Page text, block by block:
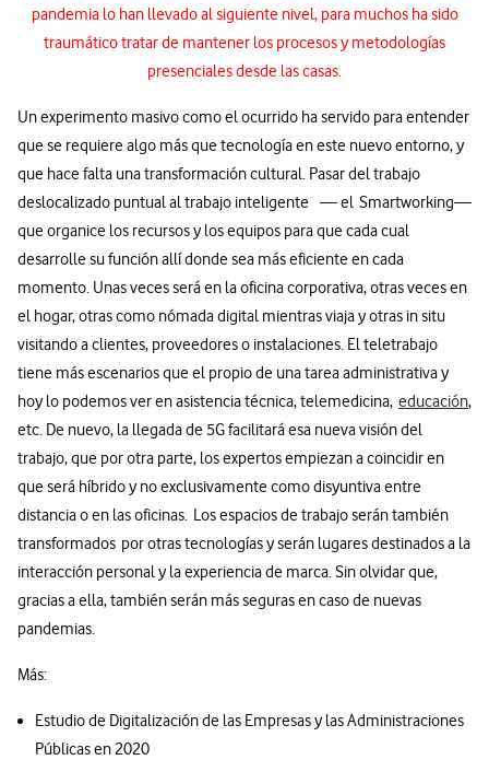
pandemia lo han llevado al siguiente nivel, para muchos ha sido
traumático tratar de mantener los procesos y metodologías
presenciales desde las casas.
Un experimento masivo como el ocurrido ha servido para entender
que se requiere algo más que tecnología en este nuevo entorno, y
que hace falta una transformación cultural. Pasar del trabajo
deslocalizado puntual al trabajo inteligente — el Smartworking—
que organice los recursos y los equipos para que cada cual
desarrolle su función allí donde sea más eficiente en cada
momento. Unas veces será en la oficina corporativa, otras veces en
el hogar, otras como nómada digital mientras viaja y otras in situ
visitando a clientes, proveedores o instalaciones. El teletrabajo
tiene más escenarios que el propio de una tarea administrativa y
hoy lo podemos ver en asistencia técnica, telemedicina, educación,
etc. De nuevo, la llegada de 5G facilitará esa nueva visión del
trabajo, que por otra parte, los expertos empiezan a coincidir en
que será híbrido y no exclusivamente como disyuntiva entre
distancia o en las oficinas. Los espacios de trabajo serán también
transformados por otras tecnologías y serán lugares destinados a la
interacción personal y la experiencia de marca. Sin olvidar que,
gracias a ella, también serán más seguras en caso de nuevas
pandemias.
Más:
Estudio de Digitalización de las Empresas y las Administraciones
Públicas en 2020